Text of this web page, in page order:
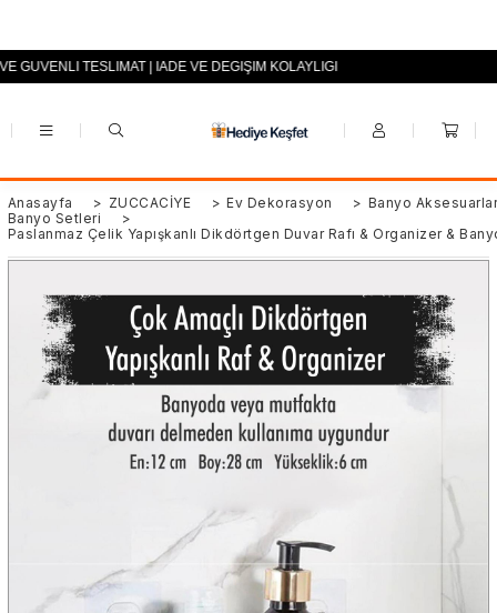
+90 (0553) 694 94 70
GÜVENLİ TESLİMAT | İADE VE DEĞİŞİM KOLAYLIĞI
Anasayfa > ZÜCCACİYE > Ev Dekorasyon > Banyo
Banyo Setleri
>
Paslanmaz Çelik Yapışkanlı Dikdörtgen Duvar Rafı & Organizer &